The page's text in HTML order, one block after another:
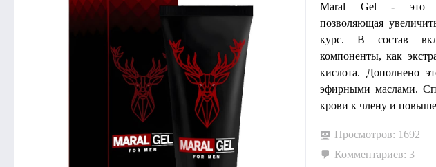
Maral Gel - это
позволяющая
курс. В состав
компоненты, как
кислота. Дополнено
эфирными маслами.
крови к члену и
Просмотров: 1692
Комментариев: 3